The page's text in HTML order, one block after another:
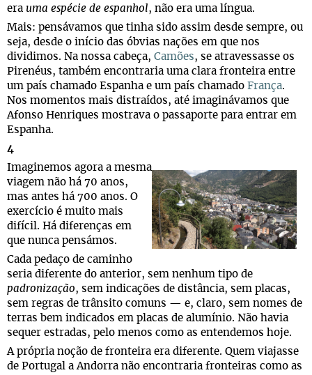
era uma espécie de espanhol, não era uma língua.
Mais: pensávamos que tinha sido assim desde sempre, ou
seja, desde o início das óbvias nações em que nos
dividimos. Na nossa cabeça, Camões, se atravessasse os
Pirenéus, também encontraria uma clara fronteira entre
um país chamado Espanha e um país chamado França.
Nos momentos mais distraídos, até imaginávamos que
Afonso Henriques mostrava o passaporte para entrar em
Espanha.
4
Imaginemos agora a mesma
viagem não há 70 anos,
mas antes há 700 anos. O
exercício é muito mais
difícil. Há diferenças em
que nunca pensámos.
Cada pedaço de caminho
seria diferente do anterior, sem nenhum tipo de
padronização, sem indicações de distância, sem placas,
sem regras de trânsito comuns — e, claro, sem nomes de
terras bem indicados em placas de alumínio. Não havia
sequer estradas, pelo menos como as entendemos hoje.
A própria noção de fronteira era diferente. Quem viajasse
de Portugal a Andorra não encontraria fronteiras como as